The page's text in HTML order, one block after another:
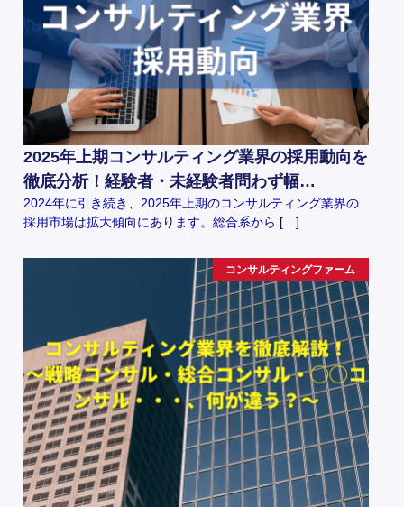
2025年上期コンサルティング業界の採用動向を
徹底分析！経験者・未経験者問わず幅…
2024年に引き続き、2025年上期のコンサルティング業界の
採用市場は拡大傾向にあります。総合系から […]
コンサルティングファーム